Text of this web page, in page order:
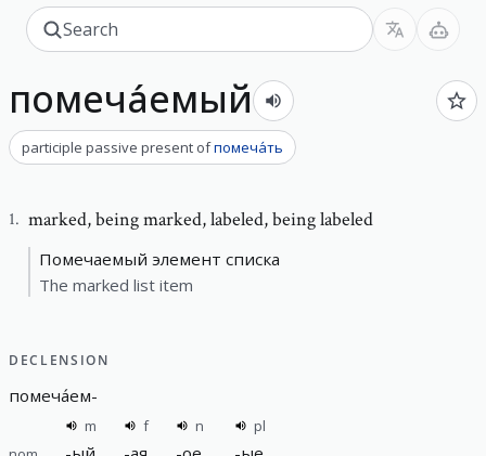
помеча́емый
participle passive present ofпомеча́ть
1. marked,being marked, labeled, being labeled
Помечаемый элемент списка
The marked list item
DECLENSION
помеча́ем-
m f n
pl